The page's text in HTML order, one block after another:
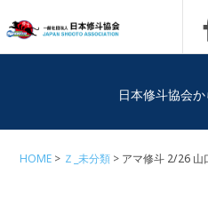
日本修斗協会
HOME Ｚ_未分類 アマ修斗 2/26 山